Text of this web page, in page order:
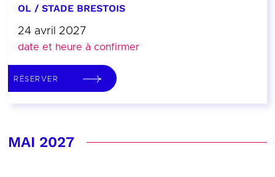
OL / STADE BRESTOIS
24 avril 2027
date et heure à confirmer
RÉSERVER
MAI 2027